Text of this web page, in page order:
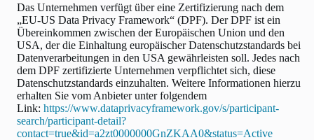
Das Unternehmen verfügt über eine Zertifizierung nach dem
„EU-US Data Privacy Framework“ (DPF). Der DPF ist ein
Übereinkommen zwischen der Europäischen Union und den
USA, der die Einhaltung europäischer Datenschutzstandards bei
Datenverarbeitungen in den USA gewährleisten soll. Jedes nach
dem DPF zertifizierte Unternehmen verpflichtet sich, diese
Datenschutzstandards einzuhalten. Weitere Informationen hierzu
erhalten Sie vom Anbieter unter folgendem
Link: https://www.dataprivacyframework.gov/s/participant-
search/participant-detail?
contact=true&id=a2zt0000000GnZKAA0&status=Active